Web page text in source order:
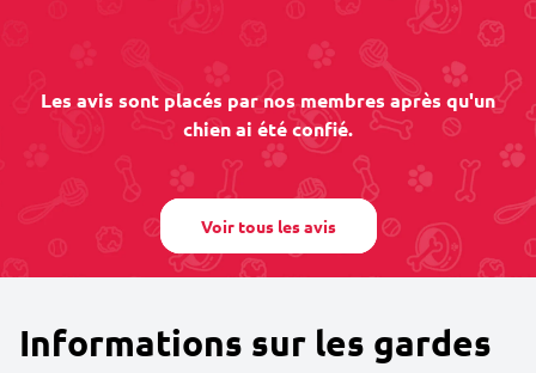
Les avis sont placés par nos membres après qu'un
chien ai été confié.
Voir tous les avis
Informations sur les gardes